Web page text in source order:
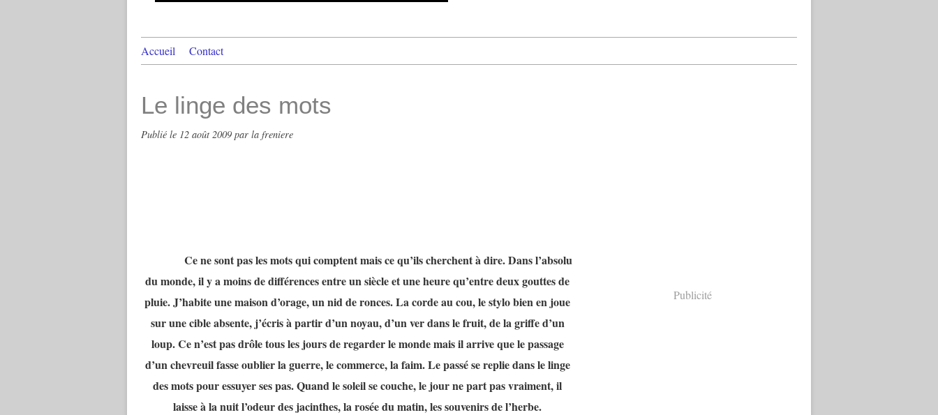
Accueil Contact
Le linge des mots
Publié le 12 août 2009 par la freniere
Ce ne sont pas les mots qui comptent mais ce qu’ils cherchent à dire. Dans l’absolu
du monde, il y a moins de différences entre un siècle et une heure qu’entre deux gouttes de
pluie. J’habite une maison d’orage, un nid de ronces. La corde au cou, le stylo bien en joue
sur une cible absente, j’écris à partir d’un noyau, d’un ver dans le fruit, de la griffe d’un
loup. Ce n’est pas drôle tous les jours de regarder le monde mais il arrive que le passage
d’un chevreuil fasse oublier la guerre, le commerce, la faim. Le passé se replie dans le linge
des mots pour essuyer ses pas. Quand le soleil se couche, le jour ne part pas vraiment, il
laisse à la nuit l’odeur des jacinthes, la rosée du matin, les souvenirs de l’herbe.
Publicité